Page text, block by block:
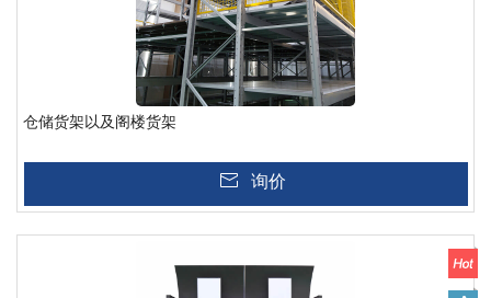
仓储货架以及阁楼货架
询价